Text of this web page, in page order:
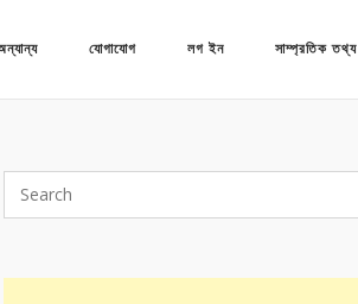
যোগাযোগ লগ ইন সাম্প্রতিক তথ্য